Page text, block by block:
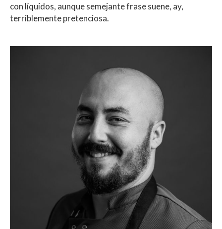
con líquidos, aunque semejante frase suene, ay,
terriblemente pretenciosa.